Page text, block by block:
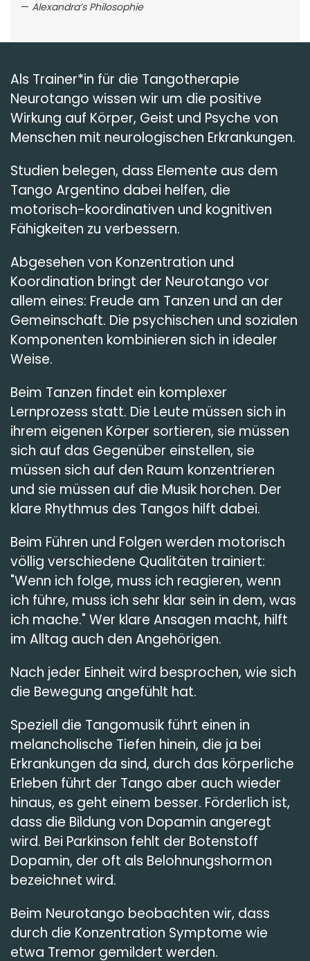
Alexandra’s Philosophie
Als Trainer*in für die Tangotherapie
Neurotango wissen wir um die positive
Wirkung auf Körper, Geist und Psyche von
Menschen mit neurologischen Erkrankungen.
Studien belegen, dass Elemente aus dem
Tango Argentino dabei helfen, die
motorisch-koordinativen und kognitiven
Fähigkeiten zu verbessern.
Abgesehen von Konzentration und
Koordination bringt der Neurotango vor
allem eines: Freude am Tanzen und an der
Gemeinschaft. Die psychischen und sozialen
Komponenten kombinieren sich in idealer
Weise.
Beim Tanzen findet ein komplexer
Lernprozess statt. Die Leute müssen sich in
ihrem eigenen Körper sortieren, sie müssen
sich auf das Gegenüber einstellen, sie
müssen sich auf den Raum konzentrieren
und sie müssen auf die Musik horchen. Der
klare Rhythmus des Tangos hilft dabei.
Beim Führen und Folgen werden motorisch
völlig verschiedene Qualitäten trainiert:
"Wenn ich folge, muss ich reagieren, wenn
ich führe, muss ich sehr klar sein in dem, was
ich mache." Wer klare Ansagen macht, hilft
im Alltag auch den Angehörigen.
Nach jeder Einheit wird besprochen, wie sich
die Bewegung angefühlt hat.
Speziell die Tangomusik führt einen in
melancholische Tiefen hinein, die ja bei
Erkrankungen da sind, durch das körperliche
Erleben führt der Tango aber auch wieder
hinaus, es geht einem besser. Förderlich ist,
dass die Bildung von Dopamin angeregt
wird. Bei Parkinson fehlt der Botenstoff
Dopamin, der oft als Belohnungshormon
bezeichnet wird.
Beim Neurotango beobachten wir, dass
durch die Konzentration Symptome wie
etwa Tremor gemildert werden.